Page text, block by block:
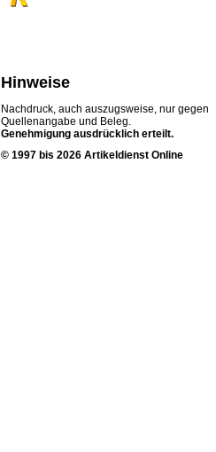
Hinweise
Nachdruck, auch auszugsweise, nur gegen
Quellenangabe und Beleg.
Genehmigung ausdrücklich erteilt.
© 1997 bis 2026 Artikeldienst Online